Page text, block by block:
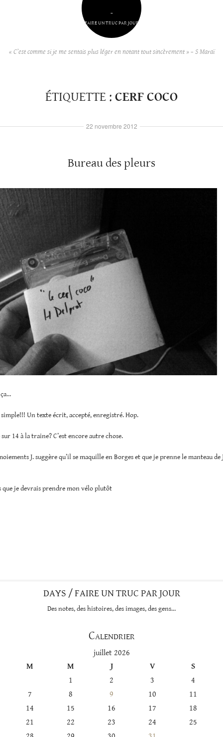
–
FAIRE UN TRUC PAR JOUR
« C’est comme si je me sentais plus léger en notant tout sincèrement » – S Maraï
ÉTIQUETTE : CERF COCO
Bureau des pleurs
ça…
simple!!! Un texte écrit, accepté, enregistré. Hop.
14 à la traine? C’est encore autre chose.
J. suggère qu’il se maquille en Borges et que je prenne le manteau de
que je devrais prendre mon vélo plutôt
22 novembre 2012
DAYS / FAIRE UN TRUC PAR JOUR
Des notes, des histoires, des images, des gens…
Calendrier
juillet 2026
M M J V
S
1
2 3
4
7 8 9 10
11
14 15 16 17
18
21 22 23 24
25